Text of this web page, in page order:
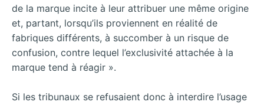
de la marque incite à leur attribuer une même origine
et, partant, lorsqu’ils proviennent en réalité de
fabriques différents, à succomber à un risque de
confusion, contre lequel l’exclusivité attachée à la
marque tend à réagir ».
Si les tribunaux se refusaient donc à interdire l’usage